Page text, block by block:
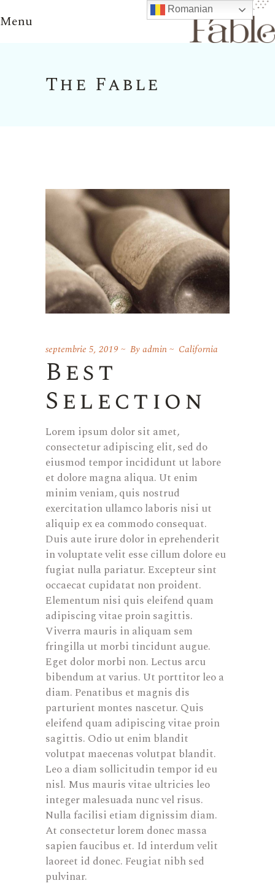
Menu
The Fable
septembrie 5, 2019 Byadmin California
Best
Selection
Lorem ipsum dolor sit amet,
consectetur adipiscing elit, sed do
eiusmod tempor incididunt ut labore
et dolore magna aliqua. Ut enim
minim veniam, quis nostrud
exercitation ullamco laboris nisi ut
aliquip ex ea commodo consequat.
Duis aute irure dolor in eprehenderit
in voluptate velit esse cillum dolore eu
fugiat nulla pariatur. Excepteur sint
occaecat cupidatat non proident.
Elementum nisi quis eleifend quam
adipiscing vitae proin sagittis.
Viverra mauris in aliquam sem
fringilla ut morbi tincidunt augue.
Eget dolor morbi non. Lectus arcu
bibendum at varius. Ut porttitor leo a
diam. Penatibus et magnis dis
parturient montes nascetur. Quis
eleifend quam adipiscing vitae proin
sagittis. Odio ut enim blandit
volutpat maecenas volutpat blandit.
Leo a diam sollicitudin tempor id eu
nisl. Mus mauris vitae ultricies leo
integer malesuada nunc vel risus.
Nulla facilisi etiam dignissim diam.
At consectetur lorem donec massa
sapien faucibus et. Id interdum velit
laoreet id donec. Feugiat nibh sed
pulvinar.
Romanian